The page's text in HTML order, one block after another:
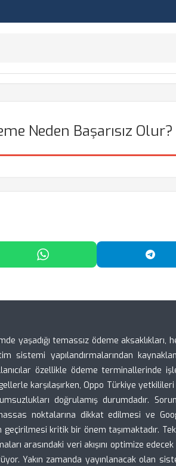
Neden Başarısız Olur?
WhatsApp'ta Paylaş
yaşadığı temassız ödeme aksaklıkları,
sistemi yapılandırmalarından
özellikle ödeme terminallerinde
karşılaşırken, Oppo Türkiye
doğrulamış durumdadır.
noktalarına dikkat edilmesi ve
geçirilmesi kritik bir önem taşımaktadır.
arasındaki veri akışını optimize
Yakın zamanda yayınlanacak olan